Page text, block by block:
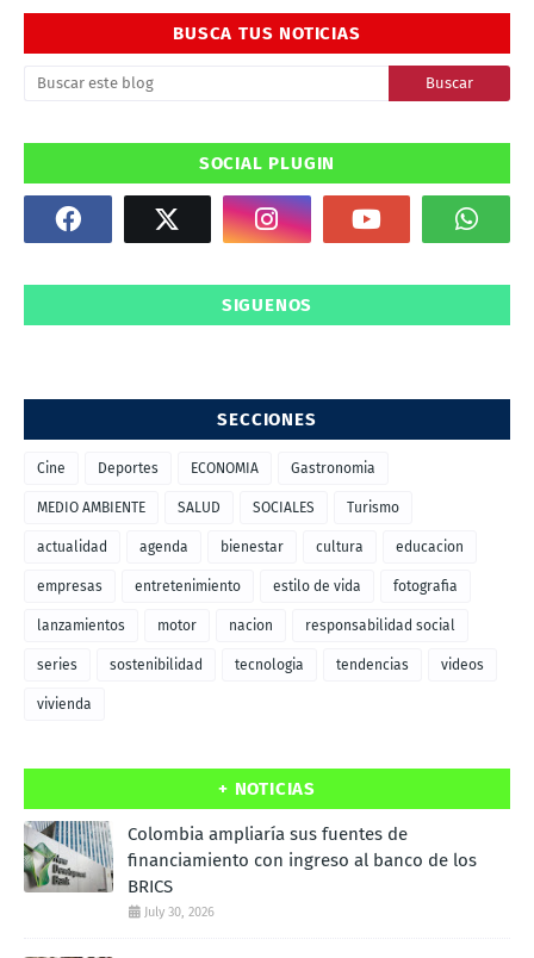
BUSCA TUS NOTICIAS
SOCIAL PLUGIN
SIGUENOS
SECCIONES
Cine Deportes ECONOMIA Gastronomia
MEDIO AMBIENTE SALUD SOCIALES Turismo
actualidad agenda bienestar cultura educacion
empresas entretenimiento estilo de vida fotografia
lanzamientos motor nacion responsabilidad social
series sostenibilidad tecnologia tendencias videos
vivienda
+ NOTICIAS
Colombia ampliaría sus fuentes de
financiamiento con ingreso al banco de los
BRICS
July 30, 2026